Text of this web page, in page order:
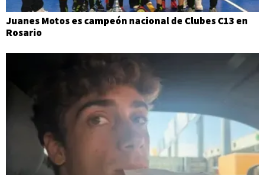
Juanes Motos es campeón nacional de Clubes C13 en
Rosario